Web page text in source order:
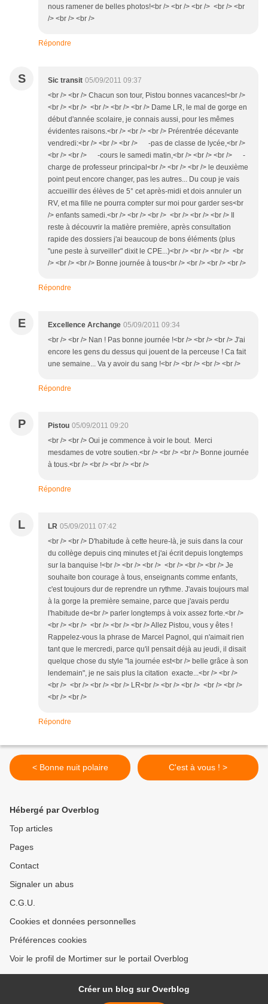
nous ramener de belles photos!<br /> <br /> <br /> <br /> <br
/> <br /> <br />
Répondre
S Sic transit 05/09/2011 09:37
<br /> <br /> Chacun son tour, Pistou bonnes vacances!<br />
<br /> <br /> <br /> <br /> <br /> Dame LR, le mal de gorge en
début d'année scolaire, je connais aussi, pour les mêmes
évidentes raisons.<br /> <br /> <br /> Prérentrée décevante
vendredi:<br /> <br /> <br /> -pas de classe de lycée,<br />
<br /> <br /> -cours le samedi matin,<br /> <br /> <br /> -
charge de professeur principal<br /> <br /> <br /> le deuxième
point peut encore changer, pas les autres... Du coup je vais
accueillir des élèves de 5° cet après-midi et dois annuler un
RV, et ma fille ne pourra compter sur moi pour garder ses<br
/> enfants samedi.<br /> <br /> <br /> <br /> <br /> <br /> Il
reste à découvrir la matière première, après consultation
rapide des dossiers j'ai beaucoup de bons éléments (plus
"une peste à surveiller" dixit le CPE...)<br /> <br /> <br /> <br
/> <br /> <br /> Bonne journée à tous<br /> <br /> <br /> <br />
Répondre
E Excellence Archange 05/09/2011 09:34
<br /> <br /> Nan ! Pas bonne journée !<br /> <br /> <br /> J'ai
encore les gens du dessus qui jouent de la perceuse ! Ca fait
une semaine... Va y avoir du sang !<br /> <br /> <br /> <br />
Répondre
P Pistou 05/09/2011 09:20
<br /> <br /> Oui je commence à voir le bout. Merci
mesdames de votre soutien.<br /> <br /> <br /> Bonne journée
à tous.<br /> <br /> <br /> <br />
Répondre
L LR 05/09/2011 07:42
<br /> <br /> D'habitude à cette heure-là, je suis dans la cour
du collège depuis cinq minutes et j'ai écrit depuis longtemps
sur la banquise !<br /> <br /> <br /> <br /> <br /> <br /> Je
souhaite bon courage à tous, enseignants comme enfants,
c'est toujours dur de reprendre un rythme. J'avais toujours mal
à la gorge la première semaine, parce que j'avais perdu
l'habitude de<br /> parler longtemps à voix assez forte.<br />
<br /> <br /> <br /> <br /> <br /> Allez Pistou, vous y êtes !
Rappelez-vous la phrase de Marcel Pagnol, qui n'aimait rien
tant que le mercredi, parce qu'il pensait déjà au jeudi, il disait
quelque chose du style "la journée est<br /> belle grâce à son
lendemain", je ne sais plus la citation exacte...<br /> <br />
<br /> <br /> <br /> <br /> LR<br /> <br /> <br /> <br /> <br />
<br /> <br />
Répondre
< Bonne nuit polaire C'est à vous ! >
Hébergé par Overblog
Top articles
Pages
Contact
Signaler un abus
C.G.U.
Cookies et données personnelles
Préférences cookies
Voir le profil de Mortimer sur le portail Overblog
Créer un blog sur Overblog